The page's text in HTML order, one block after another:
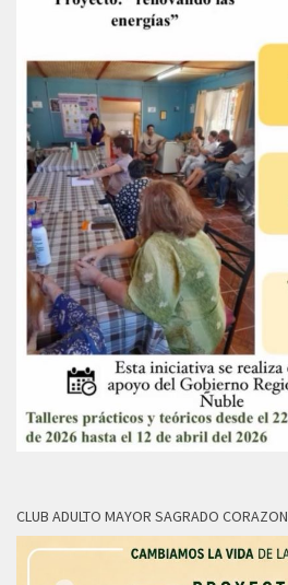
CLUB ADULTO MAYOR SAGRADO CORAZON